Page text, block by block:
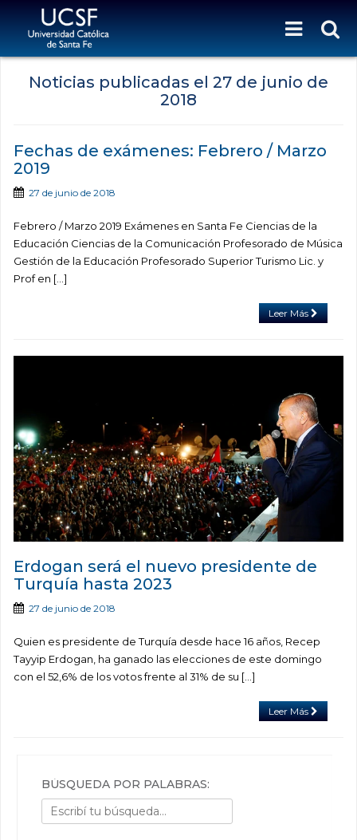
Noticias publicadas el 27 de junio de
2018
Fechas de exámenes: Febrero / Marzo
2019
27 de junio de 2018
Febrero / Marzo 2019 Exámenes en Santa Fe Ciencias de la
Educación Ciencias de la Comunicación Profesorado de Música
Gestión de la Educación Profesorado Superior Turismo Lic. y
Prof en […]
Leer Más
Erdogan será el nuevo presidente de
Turquía hasta 2023
27 de junio de 2018
Quien es presidente de Turquía desde hace 16 años, Recep
Tayyip Erdogan, ha ganado las elecciones de este domingo
con el 52,6% de los votos frente al 31% de su […]
Leer Más
BÚSQUEDA POR PALABRAS: